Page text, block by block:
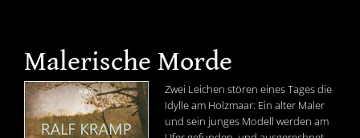
Malerische Morde
Zwei Leichen stören eines Tages die
Idylle am Holzmaar: Ein alter Maler
und sein junges Modell werden am